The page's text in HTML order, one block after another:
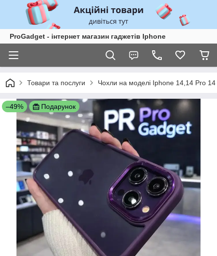
ProGadget - iнтернет магазин гаджетів Iphone
Товари та послуги Чохли на моделі Iphone 14,14 Pro
–49% Подарунок